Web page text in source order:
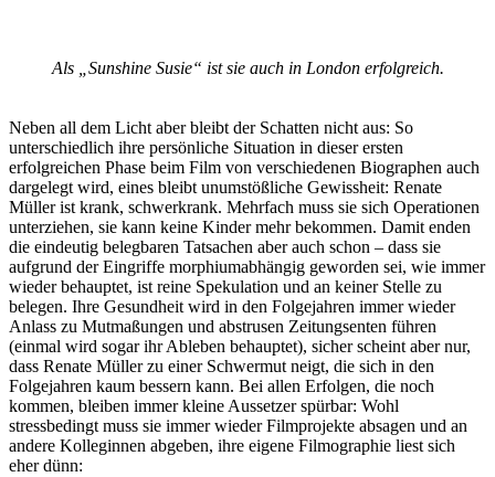
Als „Sunshine Susie“ ist sie auch in London erfolgreich.
Neben all dem Licht aber bleibt der Schatten nicht aus: So
unterschiedlich ihre persönliche Situation in dieser ersten
erfolgreichen Phase beim Film von verschiedenen Biographen auch
dargelegt wird, eines bleibt unumstößliche Gewissheit: Renate
Müller ist krank, schwerkrank. Mehrfach muss sie sich Operationen
unterziehen, sie kann keine Kinder mehr bekommen. Damit enden
die eindeutig belegbaren Tatsachen aber auch schon – dass sie
aufgrund der Eingriffe morphiumabhängig geworden sei, wie immer
wieder behauptet, ist reine Spekulation und an keiner Stelle zu
belegen. Ihre Gesundheit wird in den Folgejahren immer wieder
Anlass zu Mutmaßungen und abstrusen Zeitungsenten führen
(einmal wird sogar ihr Ableben behauptet), sicher scheint aber nur,
dass Renate Müller zu einer Schwermut neigt, die sich in den
Folgejahren kaum bessern kann. Bei allen Erfolgen, die noch
kommen, bleiben immer kleine Aussetzer spürbar: Wohl
stressbedingt muss sie immer wieder Filmprojekte absagen und an
andere Kolleginnen abgeben, ihre eigene Filmographie liest sich
eher dünn: